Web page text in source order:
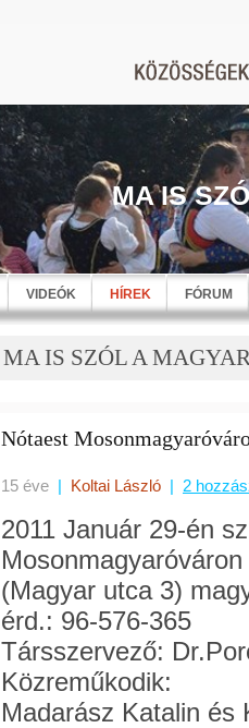
MA IS
VIDEÓK HÍREK FÓRUM
MA IS SZÓL A
Nótaest
15 éve | Koltai László | 2
2011 Január 29-én
(Magyar utca 3)
érd.: 96-576-365
Társszervező:
Közreműkodik:
Madarász Katalin és